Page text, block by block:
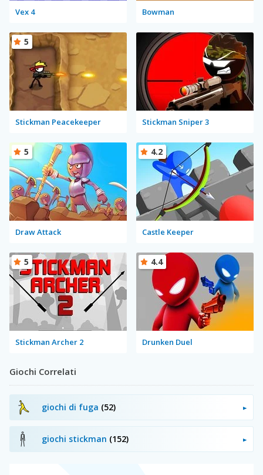
Vex 4 Bowman
Stickman Peacekeeper
5
Stickman Sniper 3
Draw Attack
5
Castle Keeper
4.2
Stickman Archer 2
5
Drunken Duel
4.4
Giochi Correlati
giochi di fuga (52)
giochi stickman (152)